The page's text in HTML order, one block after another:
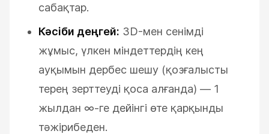
сабақтар.
Кәсіби деңгей: 3D-мен сенімді
жұмыс, үлкен міндеттердің кең
ауқымын дербес шешу (қозғалысты
терең зерттеуді қоса алғанда) — 1
жылдан ∞-ге дейінгі өте қарқынды
тәжірибеден.